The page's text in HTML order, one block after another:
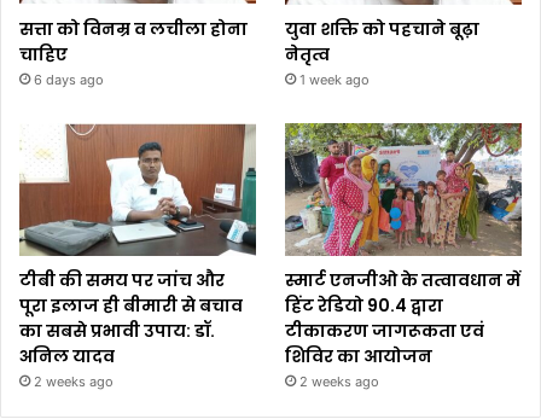
सत्ता को विनम्र व लचीला होना
चाहिए
6 days ago
युवा शक्ति को पहचाने बूढ़ा
नेतृत्व
1 week ago
टीबी की समय पर जांच और
पूरा इलाज ही बीमारी से बचाव
का सबसे प्रभावी उपाय: डॉ.
अनिल यादव
2 weeks ago
स्मार्ट एनजीओ के तत्वावधान में
हिंट रेडियो 90.4 द्वारा
टीकाकरण जागरूकता एवं
शिविर का आयोजन
2 weeks ago